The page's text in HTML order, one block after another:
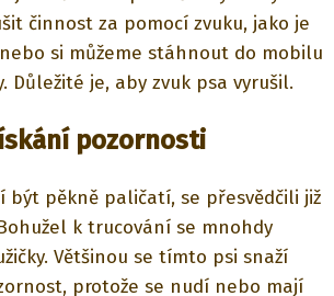
činnost za pomocí zvuku, jako je
si můžeme stáhnout do mobilu
Důležité je, aby zvuk psa vyrušil.
pozornosti
být pěkně paličatí, se přesvědčili již
k trucování se mnohdy
Většinou se tímto psi snaží
protože se nudí nebo mají